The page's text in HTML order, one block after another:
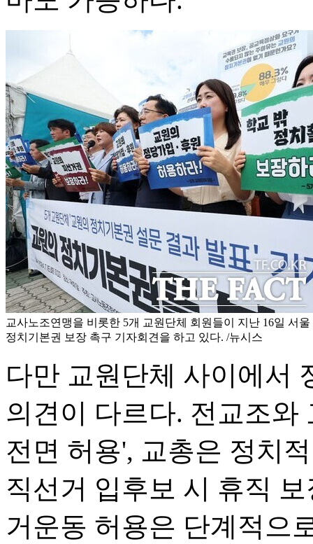
교사노조연맹을 비롯한 5개 교원단체 회원들이 지난 16일 서
정치기본권 보장 촉구 기자회견을 하고 있다. /뉴시스
다만 교원단체 사이에서
의견이 다르다. 전교조와
전면 허용', 교총은 정치
직선거 입후보 시 휴직
거운동 허용은 단계적으